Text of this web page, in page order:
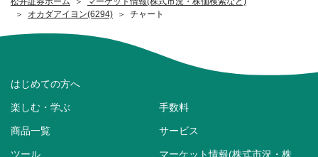
オカダアイヨン(6294)
チャート
はじめての方へ
楽しむ・学ぶ 手数料
商品一覧 サービス
ツール
マーケット情報(株式市況・株